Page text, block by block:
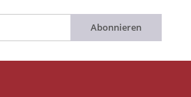
Abonnieren